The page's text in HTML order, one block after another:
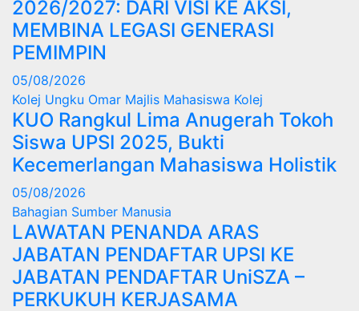
2026/2027: DARI VISI KE AKSI,
MEMBINA LEGASI GENERASI
PEMIMPIN
05/08/2026
Kolej Ungku Omar Majlis Mahasiswa Kolej
KUO Rangkul Lima Anugerah Tokoh
Siswa UPSI 2025, Bukti
Kecemerlangan Mahasiswa Holistik
05/08/2026
Bahagian Sumber Manusia
LAWATAN PENANDA ARAS
JABATAN PENDAFTAR UPSI KE
JABATAN PENDAFTAR UniSZA –
PERKUKUH KERJASAMA